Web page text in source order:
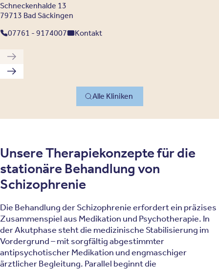
Schneckenhalde 13
79713 Bad Säckingen
07761 - 9174007
Kontakt
Vorherige Klinik
Nächste Klinik
Alle Kliniken
Unsere Therapiekonzepte für die
stationäre Behandlung von
Schizophrenie
Die Behandlung der Schizophrenie erfordert ein präzises
Zusammenspiel aus Medikation und Psychotherapie. In
der Akutphase steht die medizinische Stabilisierung im
Vordergrund – mit sorgfältig abgestimmter
antipsychotischer Medikation und engmaschiger
ärztlicher Begleitung. Parallel beginnt die